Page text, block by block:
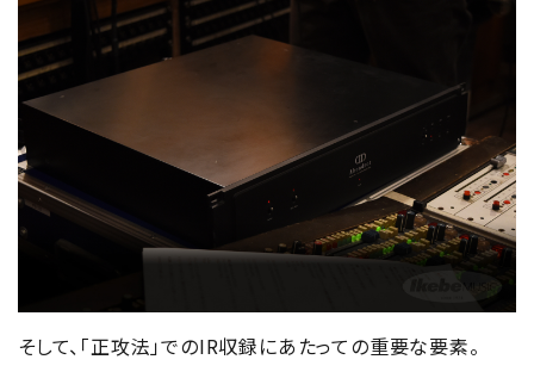
そして、「正攻法」でのIR収録にあたっての重要な要素。